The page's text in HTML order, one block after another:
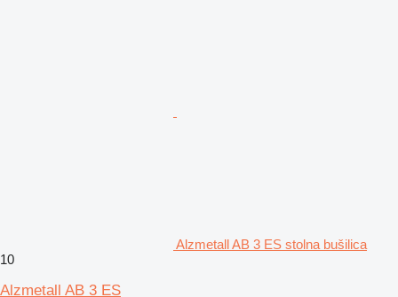
Alzmetall AB 3 ES stolna bušilica
10
Alzmetall AB 3 ES